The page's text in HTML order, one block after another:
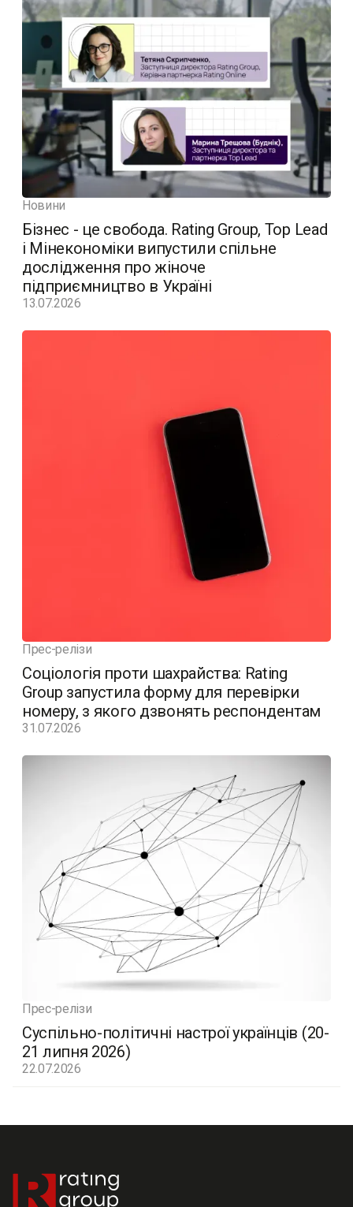
Новини
Бізнес - це свобода. Rating Group, Top Lead
і Мінекономіки випустили спільне
дослідження про жіноче
підприємництво в Україні
13.07.2026
Прес-релізи
Соціологія проти шахрайства: Rating
Group запустила форму для перевірки
номеру, з якого дзвонять респондентам
31.07.2026
Прес-релізи
Суспільно-політичні настрої українців (20-
21 липня 2026)
22.07.2026